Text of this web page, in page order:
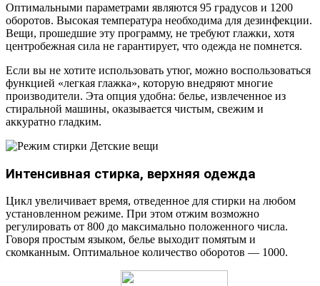
Оптимальными параметрами являются 95 градусов и 1200
оборотов. Высокая температура необходима для дезинфекции.
Вещи, прошедшие эту программу, не требуют глажки, хотя
центробежная сила не гарантирует, что одежда не помнется.
Если вы не хотите использовать утюг, можно воспользоваться
функцией «легкая глажка», которую внедряют многие
производители. Эта опция удобна: белье, извлеченное из
стиральной машины, оказывается чистым, свежим и
аккуратно гладким.
Интенсивная стирка, верхняя одежда
Цикл увеличивает время, отведенное для стирки на любом
установленном режиме. При этом отжим возможно
регулировать от 800 до максимально положенного числа.
Говоря простым языком, белье выходит помятым и
скомканным. Оптимальное количество оборотов — 1000.